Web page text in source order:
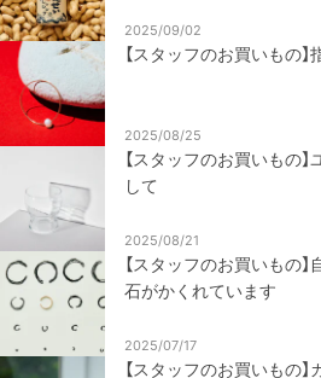
2025/09/02
【スタッフのお買いもの
2025/08/25
【スタッフのお買いもの
して
2025/08/21
【スタッフのお買いもの
石がかくれています
2025/07/17
【スタッフのお買いもの